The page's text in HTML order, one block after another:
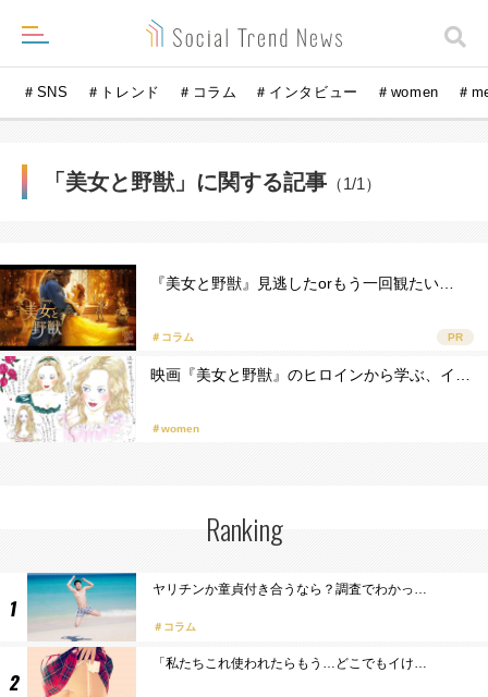
＃SNS ＃トレンド ＃コラム ＃インタビュー ＃women ＃
「美女と野獣」に関する記事 （1/1）
『美女と野獣』見逃したorもう一回観たい…
＃コラム PR
映画『美女と野獣』のヒロインから学ぶ、イ…
＃women
Ranking
ヤリチンか童貞付き合うなら？調査でわかっ…
コラム
「私たちこれ使われたらもう…どこでもイけ…